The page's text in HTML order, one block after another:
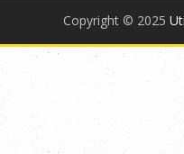
Copyright © 2025